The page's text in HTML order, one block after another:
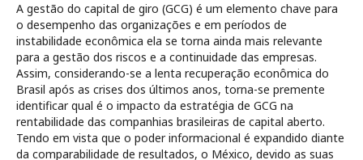
A gestão do capital de giro (GCG) é um elemento chave para
o desempenho das organizações e em períodos de
instabilidade econômica ela se torna ainda mais relevante
para a gestão dos riscos e a continuidade das empresas.
Assim, considerando-se a lenta recuperação econômica do
Brasil após as crises dos últimos anos, torna-se premente
identificar qual é o impacto da estratégia de GCG na
rentabilidade das companhias brasileiras de capital aberto.
Tendo em vista que o poder informacional é expandido diante
da comparabilidade de resultados, o México, devido as suas